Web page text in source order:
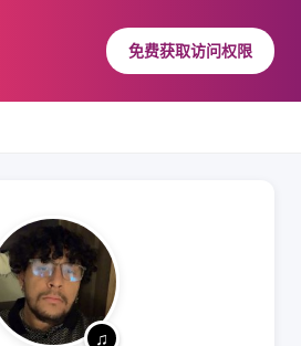
免费获取访问权限